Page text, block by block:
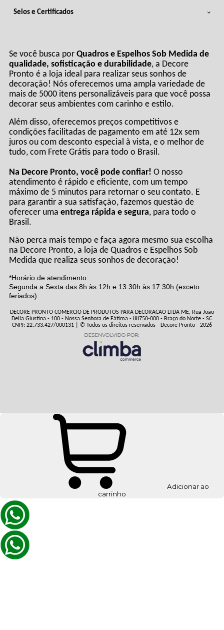
Selos e Certificados
Se você busca por Quadros e Espelhos Sob Medida de
qualidade, sofisticação e durabilidade, a Decore
Pronto é a loja ideal para realizar seus sonhos de
decoração! Nós oferecemos uma ampla variedade de
mais de 5000 itens personalizáveis para que você possa
decorar seus ambientes com carinho e estilo.
Além disso, oferecemos preços competitivos e
condições facilitadas de pagamento em até 12x sem
juros ou com desconto especial à vista, e o melhor de
tudo, com Frete Grátis para todo o Brasil.
Na Decore Pronto, você pode confiar! O nosso
atendimento é rápido e eficiente, com um tempo
máximo de 5 minutos para retornar o seu contato. E
para garantir a sua satisfação, fazemos questão de
oferecer uma entrega rápida e segura, para todo o
Brasil.
Não perca mais tempo e faça agora mesmo sua escolha
na Decore Pronto, a loja de Quadros e Espelhos Sob
Medida que realiza seus sonhos de decoração!
*Horário de atendimento:
Segunda a Sexta das 8h às 12h e 13:30h às 17:30h (exceto
feriados).
DECORE PRONTO COMERCIO DE PRODUTOS PARA DECORACAO LTDA ME, Rua João
Della Giustina - 100 - Nossa Senhora de Fátima - 88750-000 - Braço do Norte - SC
CNPJ: 22.733.427/000131 | © Todos os direitos reservados - Decore Pronto - 2026
Adicionar ao
carrinho